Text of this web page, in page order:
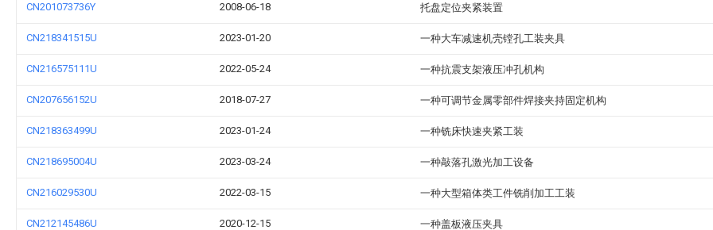
CN201073736Y 2008-06-18 托盘定位夹紧装置
CN218341515U 2023-01-20 一种大车减速机壳镗孔工装夹具
CN216575111U 2022-05-24 一种抗震支架液压冲孔机构
CN207656152U 2018-07-27 一种可调节金属零部件焊接夹持固定机构
CN218363499U 2023-01-24 一种铣床快速夹紧工装
CN218695004U 2023-03-24 一种敲落孔激光加工设备
CN216029530U 2022-03-15 一种大型箱体类工件铣削加工工装
CN212145486U 2020-12-15 一种盖板液压夹具